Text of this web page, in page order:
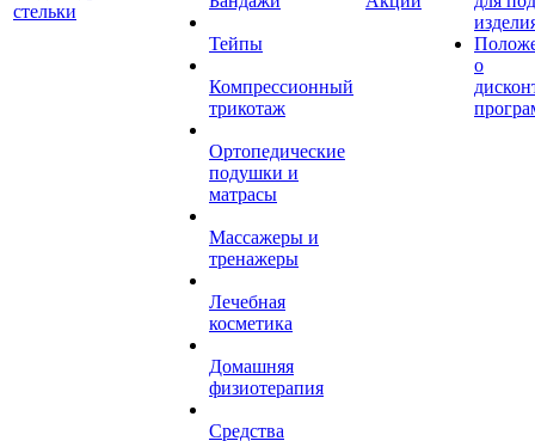
стельки
Тейпы
Компрессионный
трикотаж
Ортопедические
подушки и
матрасы
Массажеры и
тренажеры
Лечебная
косметика
Домашняя
физиотерапия
Средства
о